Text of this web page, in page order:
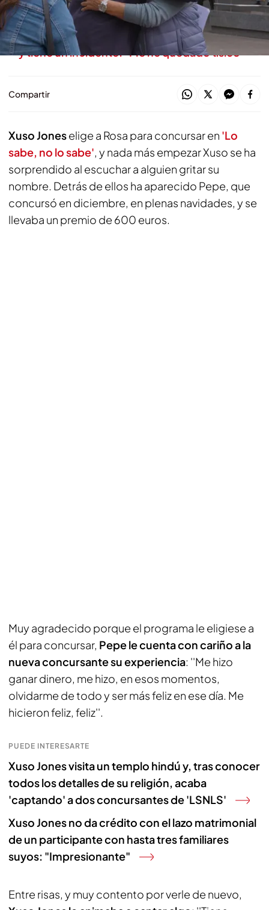
exconcursante con Xuso Jones
Xuso Jones se viene arriba bailando reggaeton
y tiene un incidente: "Me he quedado tísico"
Compartir
Xuso Joneselige a Rosa para concursar en 'Lo
sabe, no lo sabe', y nada más empezar Xuso se ha
sorprendido al escuchar a alguien gritar su
nombre. Detrás de ellos ha aparecido Pepe, que
concursó en diciembre, en plenas navidades, y se
llevaba un premio de 600 euros.
Muy agradecido porque el programa le eligiese a
él para concursar, Pepe le cuenta con cariño a la
nueva concursante su experiencia: ''Me hizo
ganar dinero, me hizo, en esos momentos,
olvidarme de todo y ser más feliz en ese día. Me
hicieron feliz, feliz''.
PUEDE INTERESARTE
Xuso Jones visita un templo hindú y, tras conocer
todos los detalles de su religión, acaba
'captando' a dos concursantes de 'LSNLS'
Xuso Jones no da crédito con el lazo matrimonial
de un participante con hasta tres familiares
suyos: "Impresionante"
Entre risas, y muy contento por verle de nuevo,